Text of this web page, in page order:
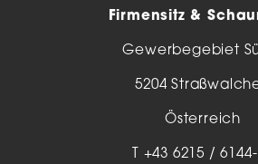
Firmensitz &
Gewerbegebiet
5204
Österreich
T +43 6215 /